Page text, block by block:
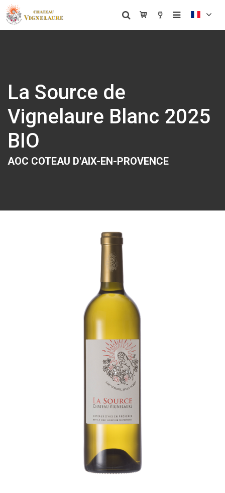
La Source de
Vignelaure Blanc 2025
BIO
AOC COTEAU D'AIX-EN-PROVENCE